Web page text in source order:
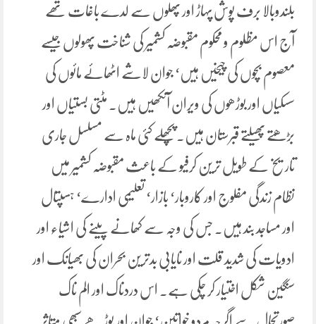
بلندوبالا برف پوش پہاڑ اور پھلوں سے لدے باغات تھے
آج اس مظلوم و محکوم مقبوضہ کشمیر کی شناخت پھولوں جیسے
معصوم بچوں کی چیخیں ہیں‘ جوان لاشے اٹھائے مائوں کی
سسکیاں اور بوڑھوں کی ویران آنکھیں ہیں۔ مٹتی بستیاں اور
بڑھتے پھیلتے قبرستان ہیں۔ پچھلے کئی ماہ سے مسلسل جاری
تاریخ کے طویل ترین کرفیو کے باعث مقبوضہ کشمیر میں
نظام زندگی مفلوج اور کاروبار‘ بازار‘ تعلیمی ادارے‘ ہسپتال
اور مساجد بند ہیں۔ جس کی وجہ سے کھانے پینے کی اشیاء اور
ادویات کی شدید قلت اور نایابی بدترین بحران کی بھیانک اور
سنگین شکل اختیار کر چکی ہے۔ اس دردناک اور الم ناک
صورتحال سے اگرچہ مردو خواتین‘ جوان اور بوڑھے سبھی متاثر